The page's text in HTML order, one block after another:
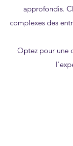
approfondis.
complexes des
Optez pour une